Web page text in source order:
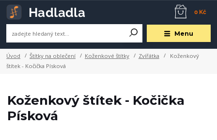
Menu
0 Kč
Úvod Štítky na oblečení Koženkové štítky Zvířátka
Koženkový
štítek - Kočička Písková
Koženkový štítek - Kočička
Písková